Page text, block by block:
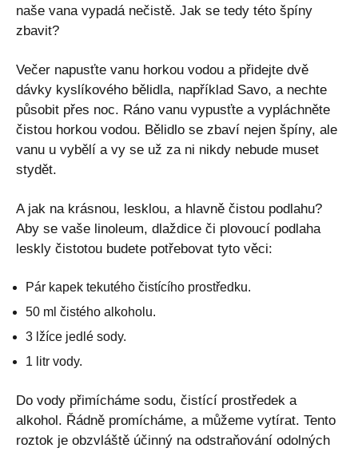
naše vana vypadá nečistě. Jak se tedy této špíny
zbavit?
Večer napusťte vanu horkou vodou a přidejte dvě
dávky kyslíkového bělidla, například Savo, a nechte
působit přes noc. Ráno vanu vypusťte a vypláchněte
čistou horkou vodou. Bělidlo se zbaví nejen špíny, ale
vanu u vybělí a vy se už za ni nikdy nebude muset
stydět.
A jak na krásnou, lesklou, a hlavně čistou podlahu?
Aby se vaše linoleum, dlaždice či plovoucí podlaha
leskly čistotou budete potřebovat tyto věci:
Pár kapek tekutého čistícího prostředku.
50 ml čistého alkoholu.
3 lžíce jedlé sody.
1 litr vody.
Do vody přimícháme sodu, čistící prostředek a
alkohol. Řádně promícháme, a můžeme vytírat. Tento
roztok je obzvláště účinný na odstraňování odolných